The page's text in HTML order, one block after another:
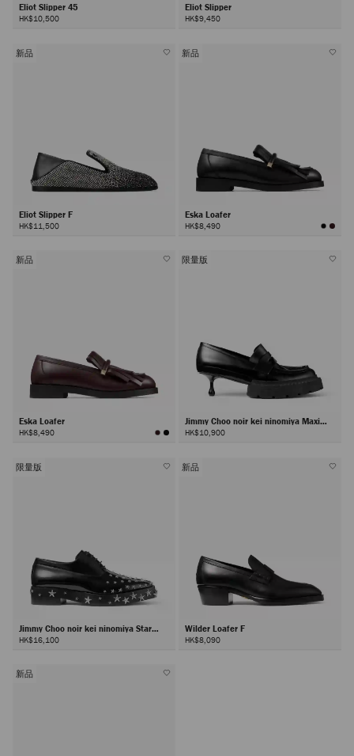
Eliot Slipper 45
HK$10,500
Eliot Slipper
HK$9,450
新品
Eliot Slipper F
HK$11,500
新品
Eska Loafer
HK$8,490
新品
Eska Loafer
HK$8,490
限量版
Jimmy Choo noir kei ninomiya Maxi
Loafer
HK$10,900
限量版
Jimmy Choo noir kei ninomiya Star
Shoe
HK$16,100
新品
Wilder Loafer F
HK$8,090
新品